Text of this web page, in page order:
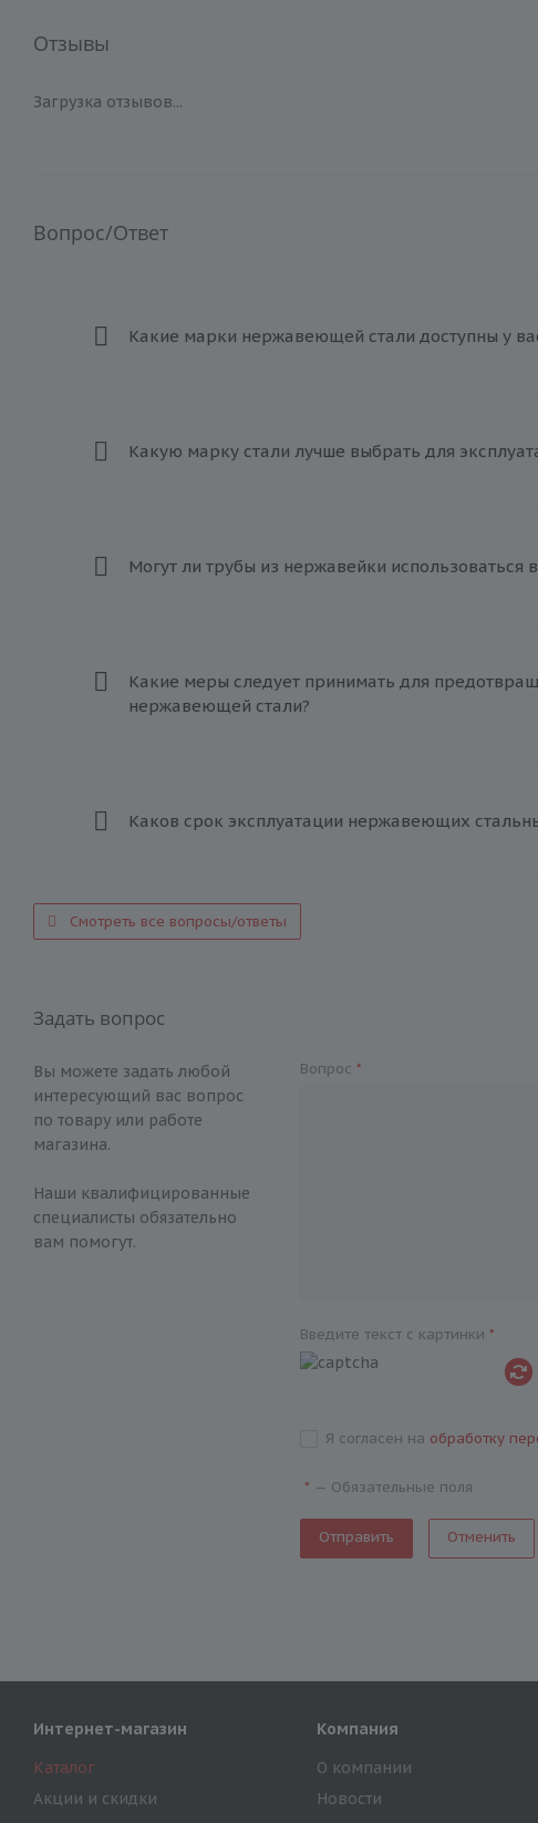
Отзывы
Загрузка отзывов...
Вопрос/Ответ
Какие марки нержавеющей стали доступны у
Какую марку стали лучше выбрать для
Могут ли трубы из нержавейки использоваться
Какие меры следует принимать для
нержавеющей стали?
Каков срок эксплуатации нержавеющих
Смотреть все вопросы/ответы
Задать вопрос
Вы можете задать любой
интересующий вас вопрос
по товару или работе
магазина.
Наши квалифицированные
специалисты обязательно
вам помогут.
Вопрос*
Введите текст с картинки*
Я согласен на обработку
* — Обязательные поля
Отменить
Интернет-магазин
Каталог
Акции и скидки
Компания
О компании
Новости